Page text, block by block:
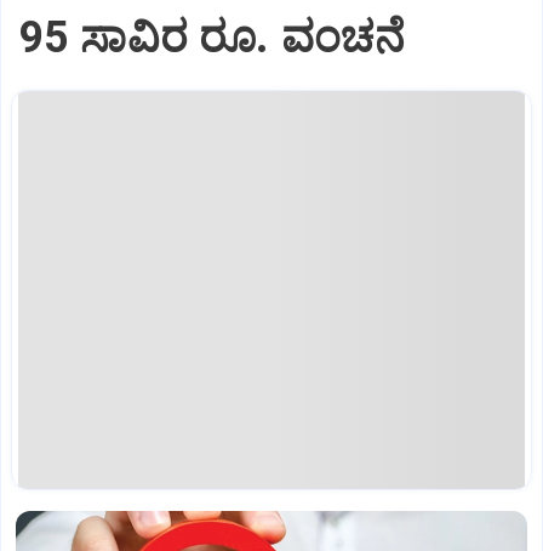
95 ಸಾವಿರ ರೂ. ವಂಚನೆ